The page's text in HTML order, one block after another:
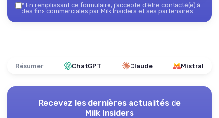
* En remplissant ce formulaire, j’accepte d’être contacté(e) à
des fins commerciales par Milk Insiders et ses partenaires.
Résumer ChatGPT Claude Mistral
Recevez les dernières actualités de
Milk Insiders